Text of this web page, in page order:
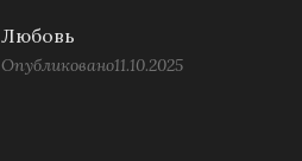
Любовь
Опубликовано11.10.2025